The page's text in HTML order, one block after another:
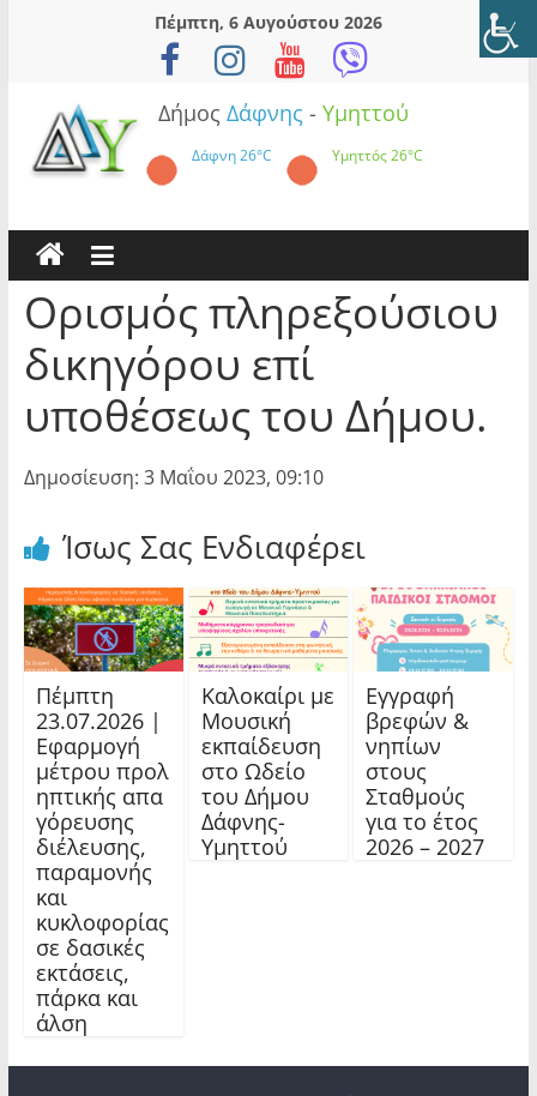
Πέμπτη, 6 Αυγούστου 2026
Δήμος Δάφνης - Υμηττού
Δάφνη26°C Υμηττός26°C
Ορισμός πληρεξούσιου
δικηγόρου επί
υποθέσεως του Δήμου.
Δημοσίευση: 3 Μαΐου 2023, 09:10
Ίσως Σας Ενδιαφέρει
Πέμπτη
23.07.2026 |
Εφαρμογή
μέτρου προλ
ηπτικής απα
γόρευσης
διέλευσης,
παραμονής
και
κυκλοφορίας
σε δασικές
εκτάσεις,
πάρκα και
άλση
Καλοκαίρι με
Μουσική
εκπαίδευση
στο Ωδείο
του Δήμου
Δάφνης-
Υμηττού
Εγγραφή
βρεφών &
νηπίων
στους
Σταθμούς
για το έτος
2026 – 2027